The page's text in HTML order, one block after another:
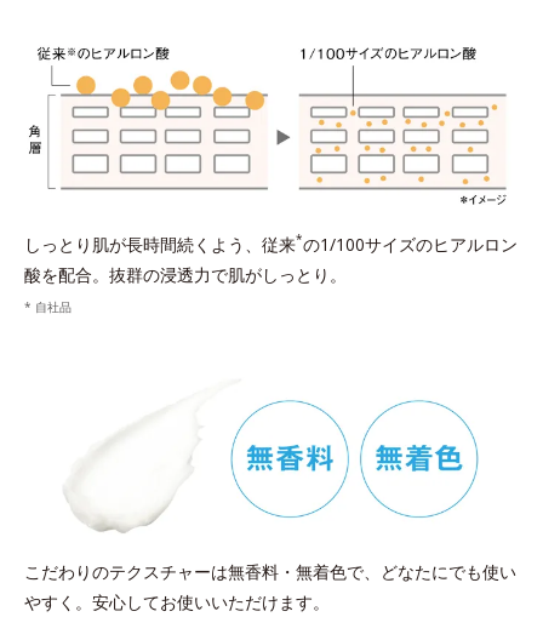
しっとり肌が長時間続くよう、従来*の1/100サイズのヒアルロン
酸を配合。抜群の浸透力で肌がしっとり。
* 自社品
こだわりのテクスチャーは無香料・無着色で、どなたにでも使い
やすく。安心してお使いいただけます。